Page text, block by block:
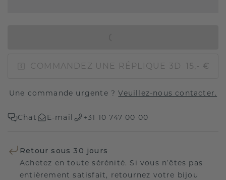
COMMANDEZ UNE RÉPLIQUE 3D 15,- €
Une commande urgente ?Veuillez-nous contacter.
Chat E-mail +31 10 747 00 00
Retour sous 30 jours
Achetez en toute sérénité. Si vous n’êtes pas
entièrement satisfait, retournez votre bijou